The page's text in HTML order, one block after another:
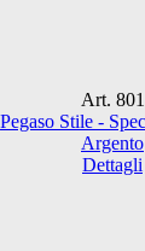
Art. 801
Dettagli